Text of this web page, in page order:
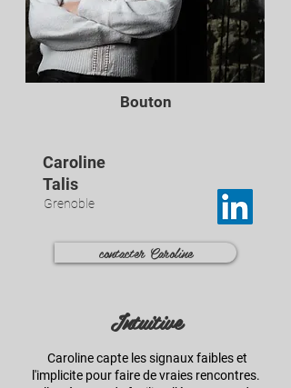
Bouton
Caroline
Talis
Grenoble
contacter Caroline
Intuitive
Caroline capte les signaux faibles et
l'implicite pour faire de vraies rencontres.